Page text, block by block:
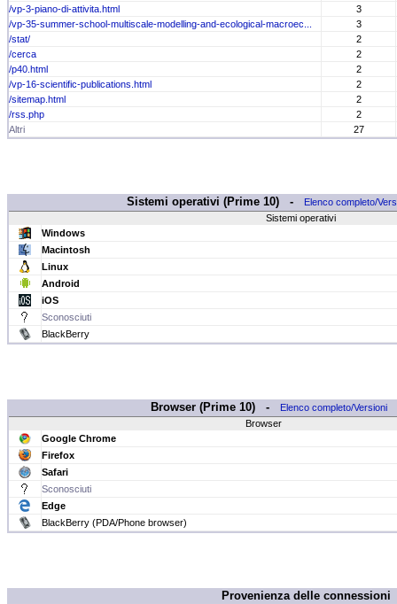
/vp-3-piano-di-attivita.html
3
/vp-35-summer-school-multiscale-modelling-and-ecological-macroec...
3
/stat/
2
/cerca
2
/p40.html
2
/vp-16-scientific-publications.html
2
/sitemap.html
2
/rss.php
2
Altri
27
Sistemi operativi (Prime 10) -
Elenco completo/
Sistemi operativi
Windows
Macintosh
Linux
Android
iOS
Sconosciuti
BlackBerry
Browser (Prime 10) - Elenco completo/Versioni
Browser
Google Chrome
Firefox
Safari
Sconosciuti
Edge
BlackBerry (PDA/Phone browser)
Provenienza delle connessioni